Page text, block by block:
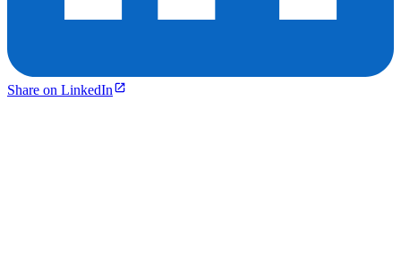
Share on LinkedIn